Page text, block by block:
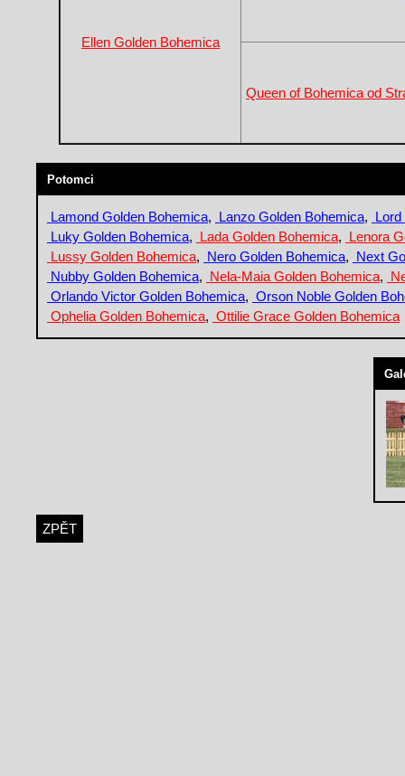
Ellen Golden Bohemica
Queen of Bohemica od
Potomci
Lamond Golden Bohemica, Lanzo Golden Bohemica,
Luky Golden Bohemica, Lada Golden Bohemica, Lenora
Lussy Golden Bohemica, Nero Golden Bohemica, Next
Nubby Golden Bohemica, Nela-Maia Golden Bohemica,
Orlando Victor Golden Bohemica, Orson Noble Golden
Ophelia Golden Bohemica, Ottilie Grace Golden Bohemica
ZPĚT